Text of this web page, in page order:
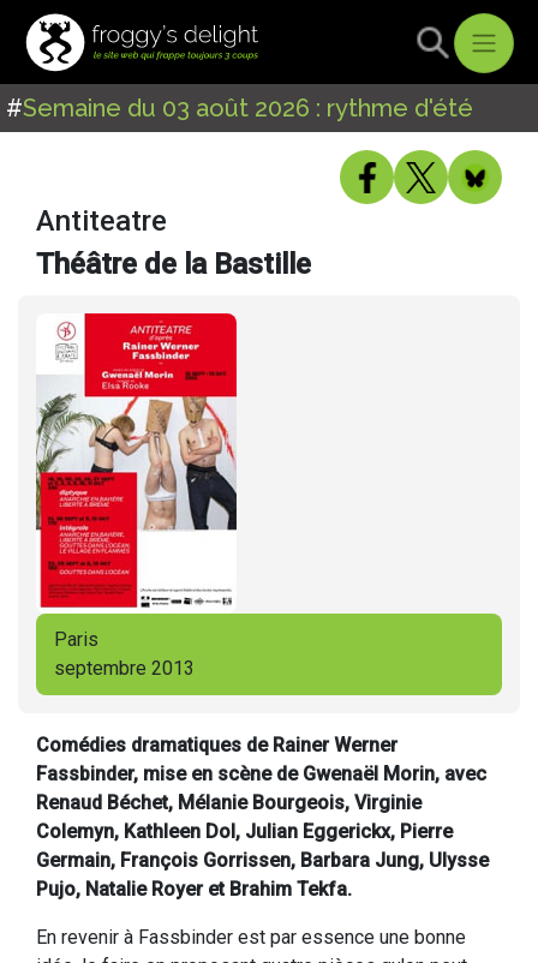
#Semaine du 03 août 2026 : rythme d'été
Antiteatre
Théâtre de la Bastille
Paris
septembre 2013
Comédies dramatiques de Rainer Werner
Fassbinder, mise en scène de Gwenaël Morin, avec
Renaud Béchet, Mélanie Bourgeois, Virginie
Colemyn, Kathleen Dol, Julian Eggerickx, Pierre
Germain, François Gorrissen, Barbara Jung, Ulysse
Pujo, Natalie Royer et Brahim Tekfa.
En revenir à Fassbinder est par essence une bonne